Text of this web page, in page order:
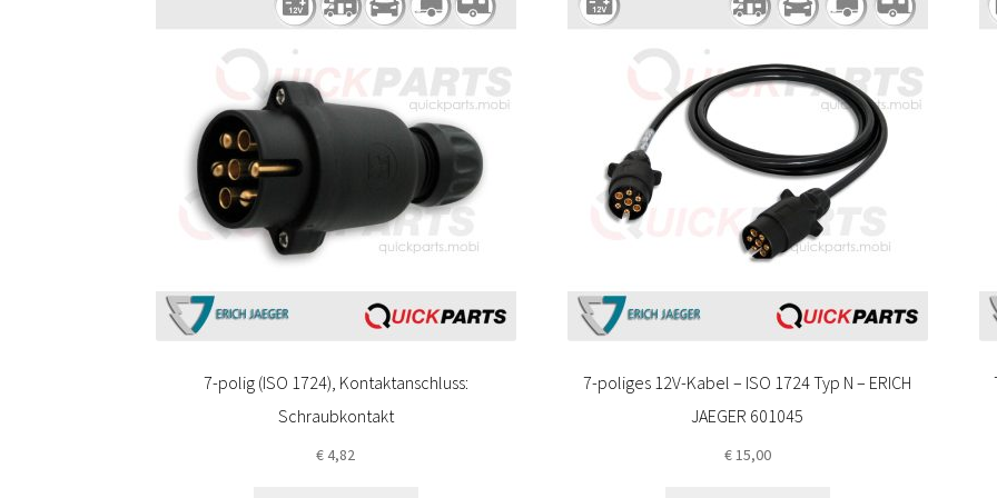
7-polig (ISO 1724), Kontaktanschluss:
Schraubkontakt
€4,82
7-poliges 12V-Kabel – ISO 1724 Typ N – ERICH
JAEGER 601045
€15,00